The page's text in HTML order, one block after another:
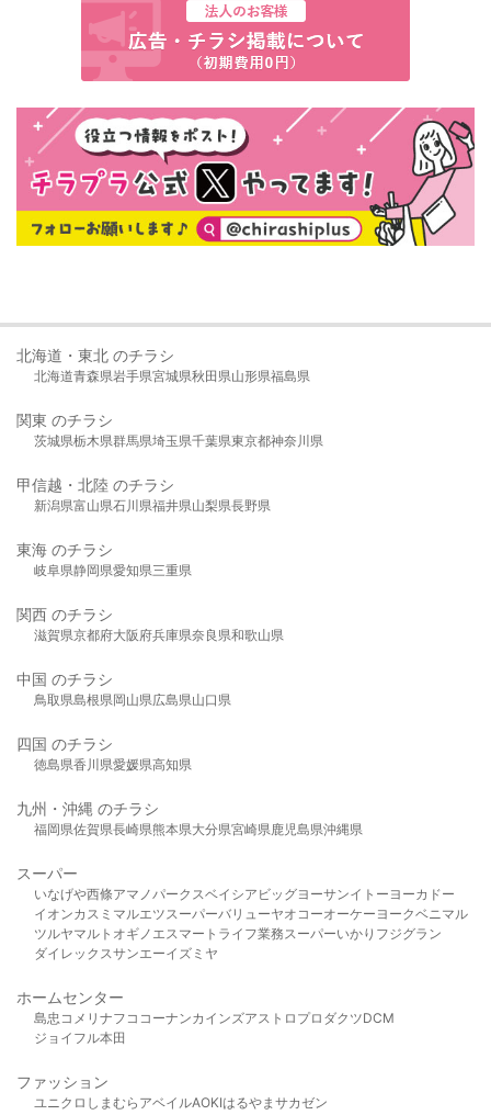
北海道・東北 のチラシ
北海道青森県岩手県宮城県秋田県山形県福島県
関東 のチラシ
茨城県栃木県群馬県埼玉県千葉県東京都神奈川県
甲信越・北陸 のチラシ
新潟県富山県石川県福井県山梨県長野県
東海 のチラシ
岐阜県静岡県愛知県三重県
関西 のチラシ
滋賀県京都府大阪府兵庫県奈良県和歌山県
中国 のチラシ
鳥取県島根県岡山県広島県山口県
四国 のチラシ
徳島県香川県愛媛県高知県
九州・沖縄 のチラシ
福岡県佐賀県長崎県熊本県大分県宮崎県 鹿児島県沖縄県
スーパー
いなげや西條アマノパークスベイシア ビッグヨーサンイトーヨーカドー
イオンカスミ マルエツ スーパーバリューヤオコーオーケー ヨークベニマル
ツルヤマルト オギノ エスマート ライフ業務スーパーいかり フジグラン
ダイレックスサンエーイズミヤ
ホームセンター
島忠 コメリ ナフコ コーナンカインズアストロプロダクツDCM
ジョイフル本田
ファッション
ユニクロ しまむら アベイルAOKIはるやま サカゼン